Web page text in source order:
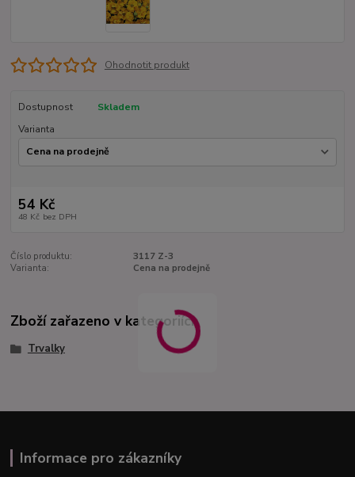
Ohodnotit produkt
Dostupnost
Skladem
Varianta
54 Kč
48 Kč bez DPH
Číslo produktu:
3117 Z-3
Varianta:
Cena na prodejně
Zboží zařazeno v kategoriích
Trvalky
Informace pro zákazníky